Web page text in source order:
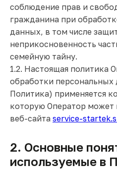
соблюдение прав и
гражданина при
данных, в том числе
неприкосновенность
семейную тайну.
1.2. Настоящая политика
обработки персональных
Политика) применяется
которую Оператор может
веб-сайта service-
2. Основные
используемые в